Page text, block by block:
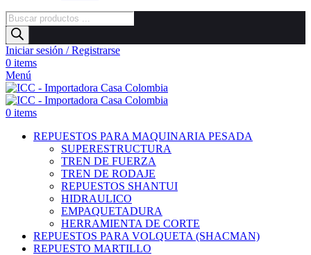
Búsqueda
de
productos
Iniciar sesión / Registrarse
0 items
Menú
0 items
REPUESTOS PARA MAQUINARIA PESADA
SUPERESTRUCTURA
TREN DE FUERZA
TREN DE RODAJE
REPUESTOS SHANTUI
HIDRAULICO
EMPAQUETADURA
HERRAMIENTA DE CORTE
REPUESTOS PARA VOLQUETA (SHACMAN)
REPUESTO MARTILLO